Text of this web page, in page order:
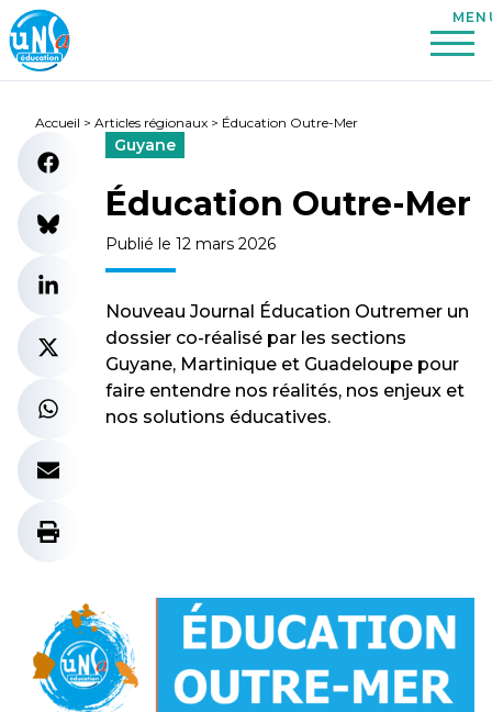
Accueil > Articles régionaux > Éducation Outre-Mer
Guyane
Éducation Outre-Mer
Publié le 12 mars 2026
Nouveau Journal Éducation Outremer un
dossier co-réalisé par les sections
Guyane, Martinique et Guadeloupe pour
faire entendre nos réalités, nos enjeux et
nos solutions éducatives.